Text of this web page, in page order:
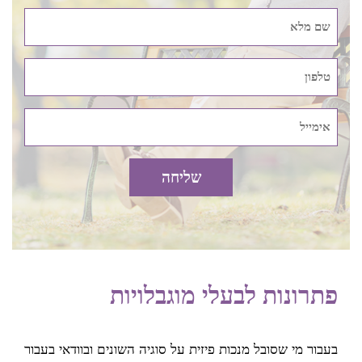
בהחלט ללכת גם על קלנועית מידי קומפקטית וגם קלנועית יחיד
מסוגים שונים בהחלט תעשה את העבודה.
מי שמעוניין לרכוש אביזרים לקלנועית במודיעין בנוסף לקלנועית,
צריך לקחת גם בחשבון את האחסון שלהם. ישנם אביזרים כאלה
שאינם תופסים מקום כמו למשל מטען סלולרי, צופר, מראת אמצע
גדולה או ידית האצה סיבובית למשל. מנגד יש אביזרים לקלנועית
שתופסים יותר נפח כמו למשל גלגלים רחבים, ארגז מתכת עם
האוויר
פתרונות לבעלי מוגבלויות
בעבור מי שסובל מנכות פיזית על סוגיה השונים ובוודאי בעבור